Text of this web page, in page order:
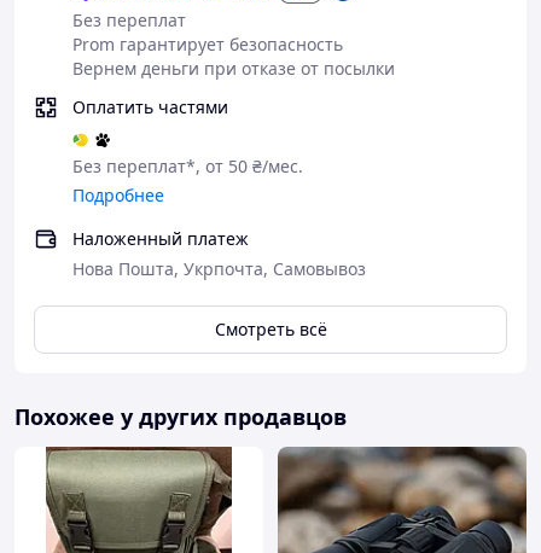
Такой тип оптического
прибора широко применяется охотниками,
рыболовами, туристами, военными, то есть там,
где необходимо тщательно и в деталях
рассмотреть удаленные от наблюдателя
предметы.
Оптика на основе Porro-призм с многослойным
просветлением обеспечивает резкое
зрения.
Без переплат
Prom гарантирует безопасность
Вернем деньги при отказе от посылки
Оплатить частями
Без переплат*, от 50 ₴/мес.
Подробнее
Наложенный платеж
Нова Пошта, Укрпочта, Самовывоз
Смотреть всё
Похожее у других продавцов